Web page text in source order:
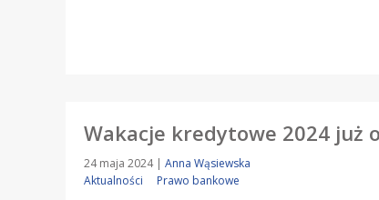
Wakacje kredytowe 2024 już
24 maja 2024 | Anna Wąsiewska
Aktualności
Prawo bankowe